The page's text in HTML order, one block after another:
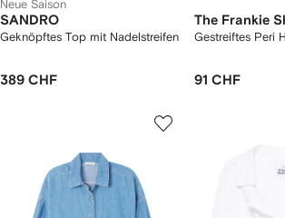
Neue Saison
SANDRO
Geknöpftes Top mit Nadelstreifen
389 CHF
The Frankie
Gestreiftes Peri
91 CHF